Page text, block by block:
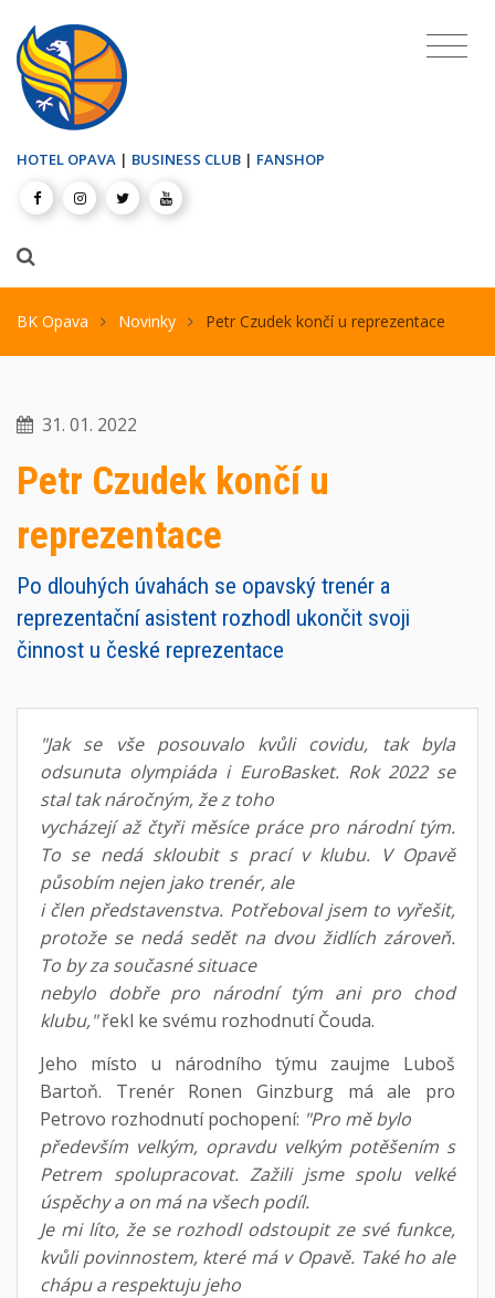
HOTEL OPAVA | BUSINESS CLUB | FANSHOP
BK Opava Novinky Petr Czudek končí u reprezentace
31. 01. 2022
Petr Czudek končí u
reprezentace
Po dlouhých úvahách se opavský trenér a
reprezentační asistent rozhodl ukončit svoji
činnost u české reprezentace
"Jak se vše posouvalo kvůli covidu, tak byla
odsunuta olympiáda i EuroBasket. Rok 2022 se
stal tak náročným, že z toho
vycházejí až čtyři měsíce práce pro národní tým.
To se nedá skloubit s prací v klubu. V Opavě
působím nejen jako trenér, ale
i člen představenstva. Potřeboval jsem to vyřešit,
protože se nedá sedět na dvou židlích zároveň.
To by za současné situace
nebylo dobře pro národní tým ani pro chod
klubu,"řekl ke svému rozhodnutí Čouda.
Jeho místo u národního týmu zaujme Luboš
Bartoň. Trenér Ronen Ginzburg má ale pro
Petrovo rozhodnutí pochopení: "Pro mě bylo
především velkým, opravdu velkým potěšením s
Petrem spolupracovat. Zažili jsme spolu velké
úspěchy a on má na všech podíl.
Je mi líto, že se rozhodl odstoupit ze své funkce,
kvůli povinnostem, které má v Opavě. Také ho ale
chápu a respektuju jeho